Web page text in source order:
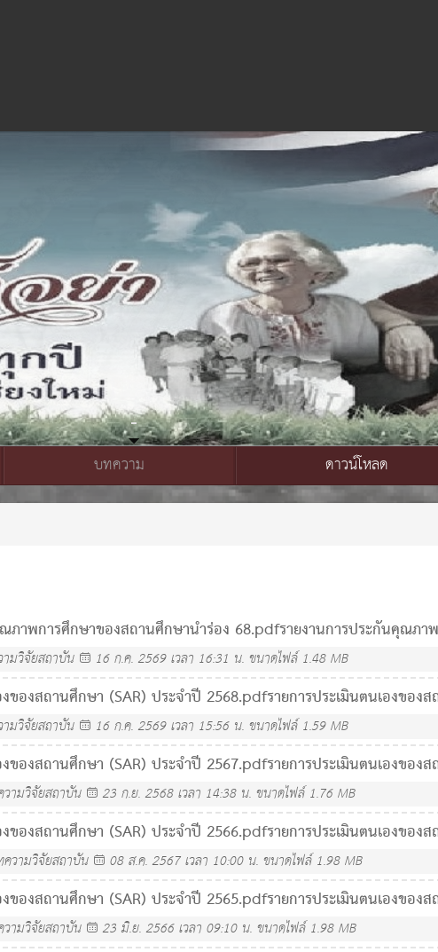
บทความ ดาวน์โหลด
ภาพการศึกษาของสถานศึกษานำร่อง 68.pdfรายงานการประกันคุณภ
มวิจัยสถาบัน 16 ก.ค. 2569 เวลา 16:31 น. ขนาดไฟล์ 1.48 MB
งของสถานศึกษา (SAR) ประจำปี 2568.pdfรายการประเมินตนเองของ
มวิจัยสถาบัน 16 ก.ค. 2569 เวลา 15:56 น. ขนาดไฟล์ 1.59 MB
งของสถานศึกษา (SAR) ประจำปี 2567.pdfรายการประเมินตนเองของ
ามวิจัยสถาบัน 23 ก.ย. 2568 เวลา 14:38 น. ขนาดไฟล์ 1.76 MB
งของสถานศึกษา (SAR) ประจำปี 2566.pdfรายการประเมินตนเองของ
วามวิจัยสถาบัน 08 ส.ค. 2567 เวลา 10:00 น. ขนาดไฟล์ 1.98 MB
งของสถานศึกษา (SAR) ประจำปี 2565.pdfรายการประเมินตนเองของ
ามวิจัยสถาบัน 23 มิ.ย. 2566 เวลา 09:10 น. ขนาดไฟล์ 1.98 MB